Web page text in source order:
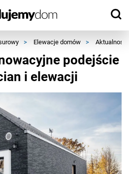
> Elewacje domów > Aktualności
podejście
i elewacji